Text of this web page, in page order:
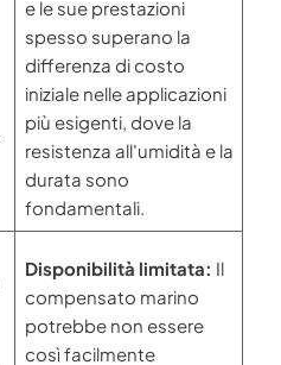
e le sue prestazioni
spesso superano la
differenza di costo
iniziale nelle applicazioni
più esigenti, dove la
resistenza all'umidità e la
durata sono
fondamentali.
Disponibilità limitata: Il
compensato marino
potrebbe non essere
così facilmente